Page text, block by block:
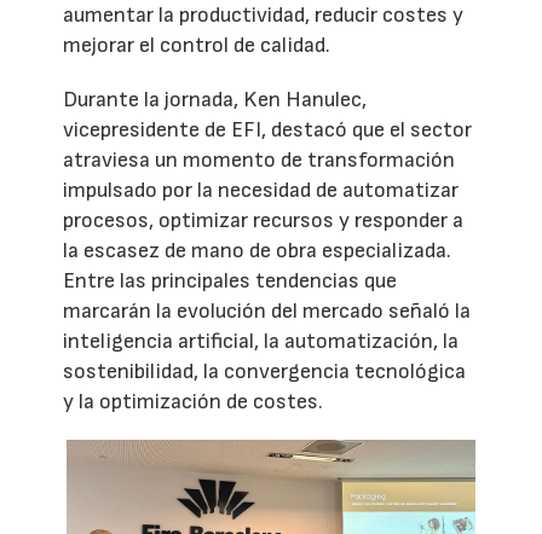
aumentar la productividad, reducir costes y
mejorar el control de calidad.
Durante la jornada, Ken Hanulec,
vicepresidente de EFI, destacó que el sector
atraviesa un momento de transformación
impulsado por la necesidad de automatizar
procesos, optimizar recursos y responder a
la escasez de mano de obra especializada.
Entre las principales tendencias que
marcarán la evolución del mercado señaló la
inteligencia artificial, la automatización, la
sostenibilidad, la convergencia tecnológica
y la optimización de costes.